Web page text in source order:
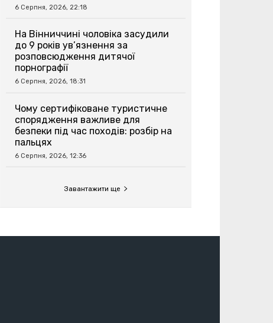
6 Серпня, 2026, 22:18
На Вінниччині чоловіка засудили
до 9 років ув’язнення за
розповсюдження дитячої
порнографії
6 Серпня, 2026, 18:31
Чому сертифіковане туристичне
спорядження важливе для
безпеки під час походів: розбір на
пальцях
6 Серпня, 2026, 12:36
Завантажити ще